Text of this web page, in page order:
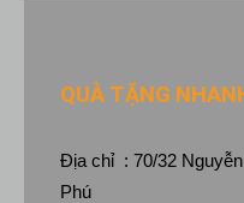
QUÀ TẶNG
Địa chỉ : 70/32
Phú